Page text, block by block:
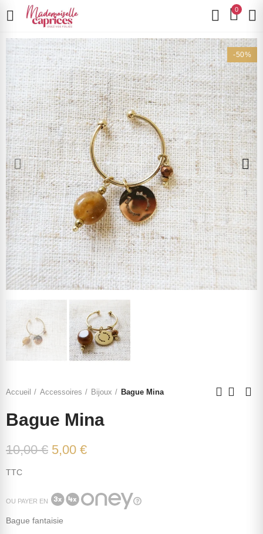
0
-50%
Accueil Accessoires Bijoux Bague Mina
Bague Mina
10,00 € 5,00 €
TTC
OU PAYER EN
Bague fantaisie